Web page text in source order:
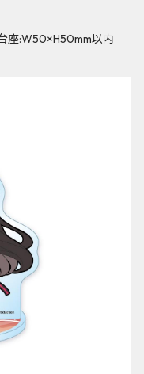
座:W50×H50mm以内